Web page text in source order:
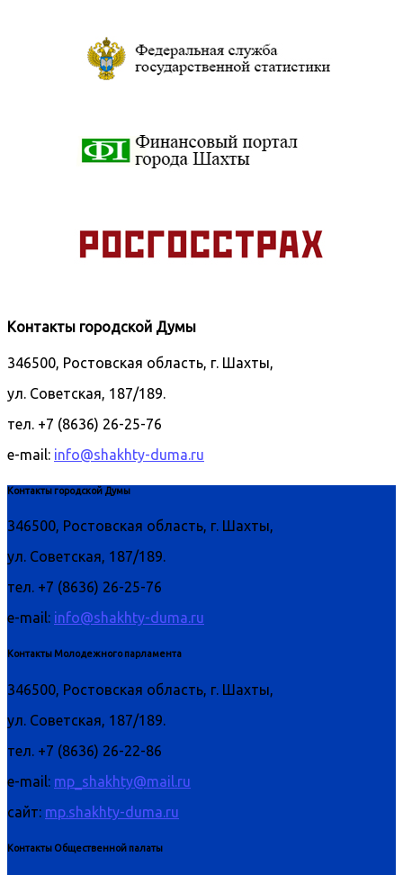
Контакты городской Думы
346500, Ростовская область, г. Шахты,
ул. Советская, 187/189.
тел. +7 (8636) 26-25-76
e-mail: info@shakhty-duma.ru
Контакты городской Думы
346500, Ростовская область, г. Шахты,
ул. Советская, 187/189.
тел. +7 (8636) 26-25-76
e-mail: info@shakhty-duma.ru
Контакты Молодежного парламента
346500, Ростовская область, г. Шахты,
ул. Советская, 187/189.
тел. +7 (8636) 26-22-86
e-mail: mp_shakhty@mail.ru
сайт: mp.shakhty-duma.ru
Контакты Общественной палаты